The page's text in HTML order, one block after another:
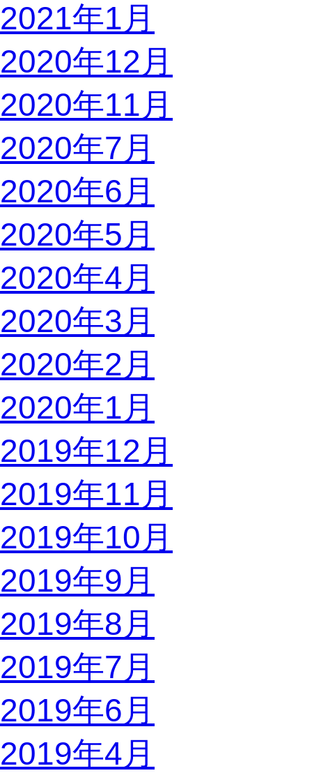
2021年1月
2020年12月
2020年11月
2020年7月
2020年6月
2020年5月
2020年4月
2020年3月
2020年2月
2020年1月
2019年12月
2019年11月
2019年10月
2019年9月
2019年8月
2019年7月
2019年6月
2019年4月